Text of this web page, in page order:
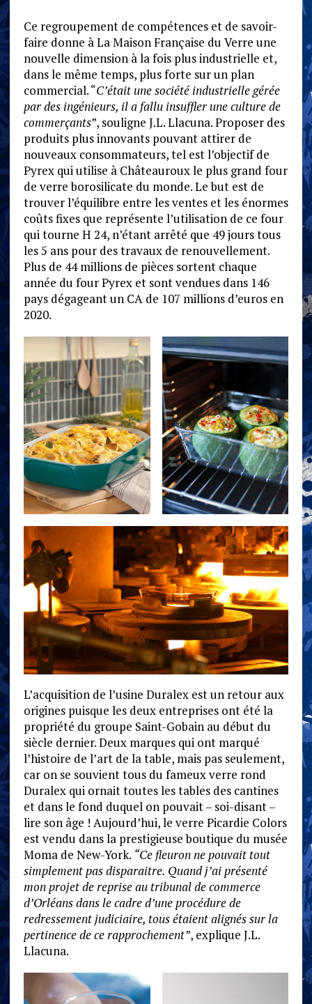
Ce regroupement de compétences et de savoir-
faire donne à La Maison Française du Verre une
nouvelle dimension à la fois plus industrielle et,
dans le même temps, plus forte sur un plan
commercial. “C’était une société industrielle gérée
par des ingénieurs, il a fallu insuffler une culture de
commerçants”, souligne J.L. Llacuna. Proposer des
produits plus innovants pouvant attirer de
nouveaux consommateurs, tel est l’objectif de
Pyrex qui utilise à Châteauroux le plus grand four
de verre borosilicate du monde. Le but est de
trouver l’équilibre entre les ventes et les énormes
coûts fixes que représente l’utilisation de ce four
qui tourne H 24, n’étant arrêté que 49 jours tous
les 5 ans pour des travaux de renouvellement.
Plus de 44 millions de pièces sortent chaque
année du four Pyrex et sont vendues dans 146
pays dégageant un CA de 107 millions d’euros en
2020.
L’acquisition de l’usine Duralex est un retour aux
origines puisque les deux entreprises ont été la
propriété du groupe Saint-Gobain au début du
siècle dernier. Deux marques qui ont marqué
l’histoire de l’art de la table, mais pas seulement,
car on se souvient tous du fameux verre rond
Duralex qui ornait toutes les tables des cantines
et dans le fond duquel on pouvait – soi-disant –
lire son âge ! Aujourd’hui, le verre Picardie Colors
est vendu dans la prestigieuse boutique du musée
Moma de New-York. “Ce fleuron ne pouvait tout
simplement pas disparaitre. Quand j’ai présenté
mon projet de reprise au tribunal de commerce
d’Orléans dans le cadre d’une procédure de
redressement judiciaire, tous étaient alignés sur la
pertinence de ce rapprochement”, explique J.L.
Llacuna.